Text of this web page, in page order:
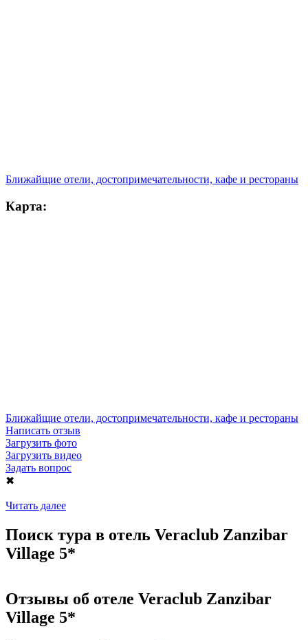
Ближайщие отели, достопримечательности, кафе и рестораны
Карта:
Ближайщие отели, достопримечательности, кафе и рестораны
Написать отзыв
Загрузить фото
Загрузить видео
Задать вопрос
✖
Читать далее
Поиск тура в отель Veraclub Zanzibar
Village 5*
Отзывы об отеле Veraclub Zanzibar
Village 5*